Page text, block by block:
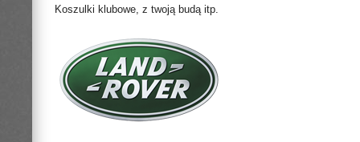
Koszulki klubowe, z twoją budą itp.